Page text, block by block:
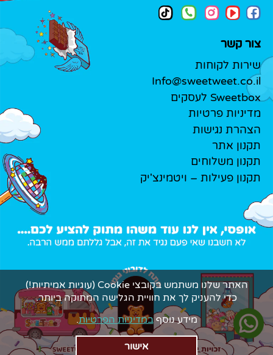
צור קשר
שירות לקוחות
Info@sweetweet.co.il
Sweetbox לעסקים
מדיניות פרטיות
הצהרת נגישות
תקנון אתר
תקנון משלוחים
תקנון פעילות – ויטמינצ'יק
האתר שלנו משתמש בקובצי Cookie (עוגיות אמיתיות!)
כדי להעניק לך את חוויית הגלישה המתוקה ביותר.
מידע נוסףבמדיניות הפרטיות.
אישור